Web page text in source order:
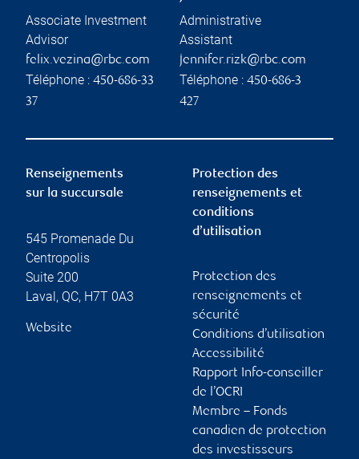
Associate Investment
Advisor
felix.vezina@rbc.com
Téléphone : 450-686-33
37
Administrative
Assistant
jennifer.rizk@rbc.com
Téléphone : 450-686-3
427
Renseignements
sur la succursale
545 Promenade Du
Centropolis
Suite 200
Laval , QC, H7T 0A3
Website
Protection des
renseignements et
conditions
d’utilisation
Protection des
renseignements et
sécurité
Conditions d’utilisation
Accessibilité
Rapport Info-conseiller
de l’OCRI
Membre – Fonds
canadien de protection
des investisseurs